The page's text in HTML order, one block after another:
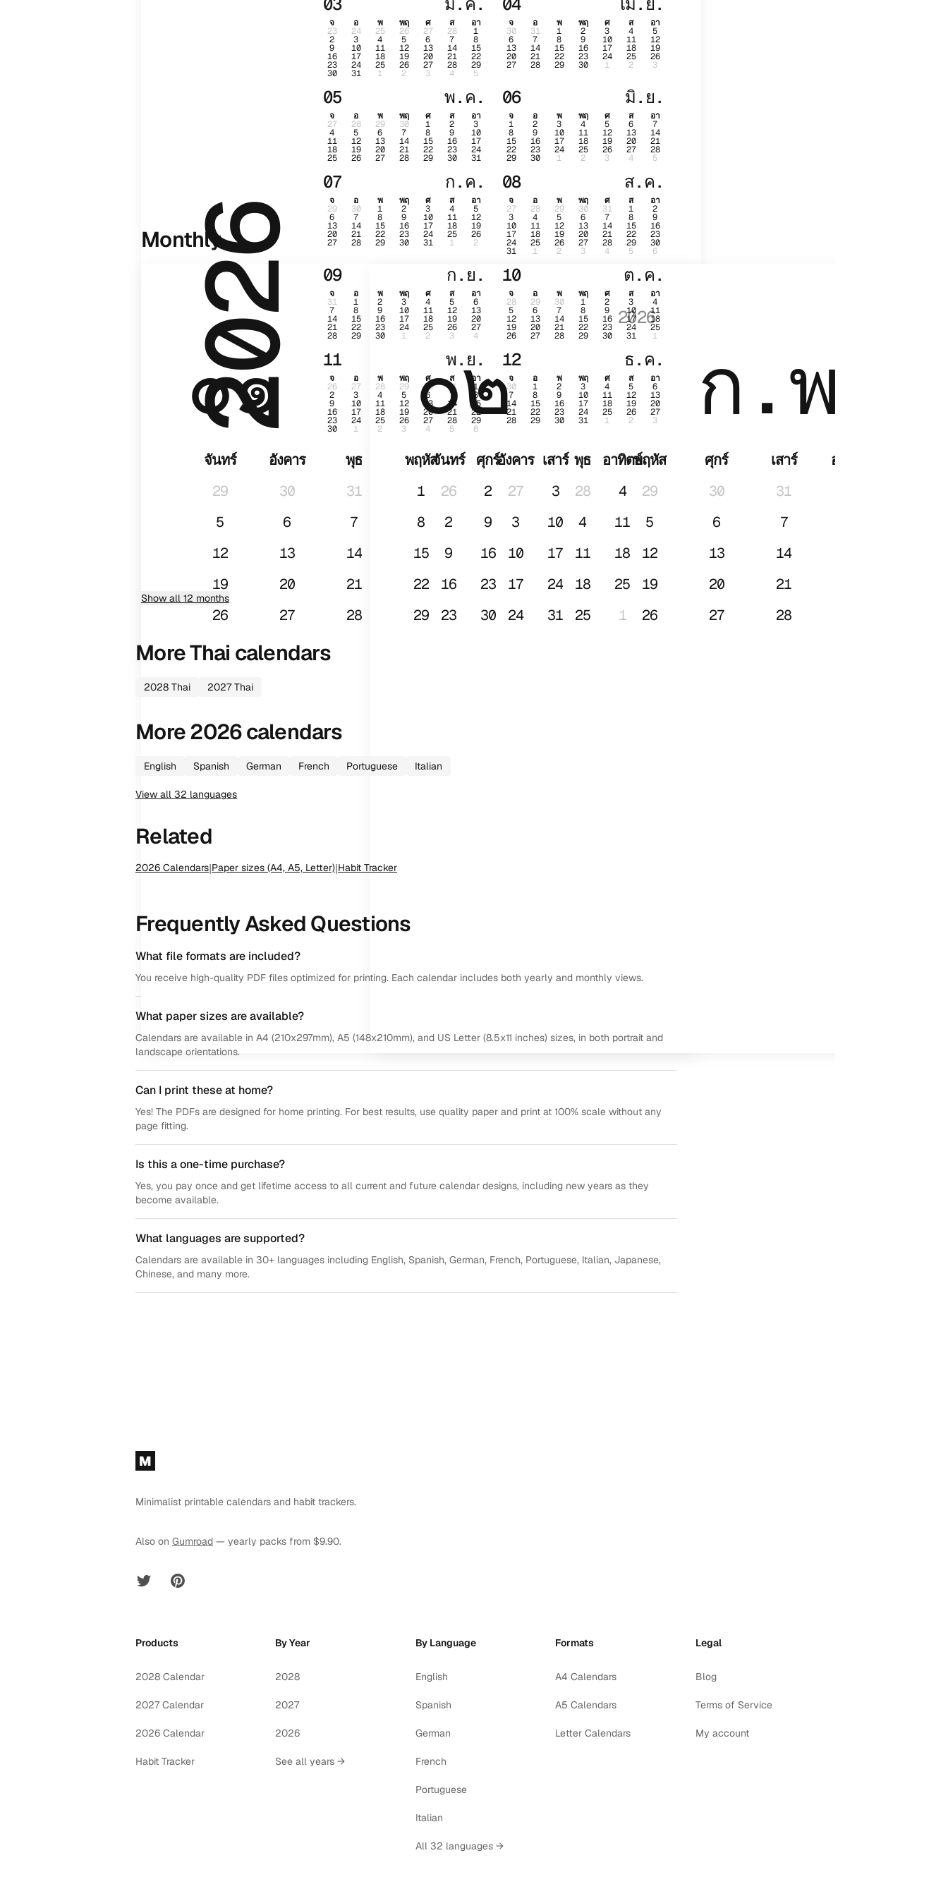
2026
จ อ พ พฤ ศ ส อา
23 24 25 26 27 28 1
2 3 4 5 6 7 8
9 10 11 12 13 14 15
16 17 18 19 20 21 22
23 24 25 26 27 28 29
30 31 1 2 3 4 5
จ อ พ พฤ ศ ส อา
30 31 1 2 3 4 5
6 7 8 9 10 11 12
13 14 15 16 17 18 19
20 21 22 23 24 25 26
27 28 29 30 1 2 3
05 พ.ค.
จ อ พ พฤ ศ ส อา
27 28 29 30 1 2 3
4 5 6 7 8 9 10
11 12 13 14 15 16 17
18 19 20 21 22 23 24
25 26 27 28 29 30 31
06 มิ.ย.
จ อ พ พฤ ศ ส อา
1 2 3 4 5 6 7
8 9 10 11 12 13 14
15 16 17 18 19 20 21
22 23 24 25 26 27 28
29 30 1 2 3 4 5
07 ก.ค.
จ อ พ พฤ ศ ส อา
29 30 1 2 3 4 5
6 7 8 9 10 11 12
13 14 15 16 17 18 19
20 21 22 23 24 25 26
27 28 29 30 31 1 2
08 ส.ค.
จ อ พ พฤ ศ ส อา
27 28 29 30 31 1 2
3 4 5 6 7 8 9
10 11 12 13 14 15 16
17 18 19 20 21 22 23
24 25 26 27 28 29 30
31 1 2 3 4 5 6
09 ก.ย.
จ อ พ พฤ ศ ส อา
31 1 2 3 4 5 6
7 8 9 10 11 12 13
14 15 16 17 18 19 20
21 22 23 24 25 26 27
28 29 30 1 2 3 4
10 ต.ค.
จ อ พ พฤ ศ ส อา
28 29 30 1 2 3 4
5 6 7 8 9 10 11
12 13 14 15 16 17 18
19 20 21 22 23 24 25
26 27 28 29 30 31 1
11 พ.ย.
จ อ พ พฤ ศ ส อา
26 27 28 29 30 31 1
2 3 4 5 6 7 8
9 10 11 12 13 14 15
16 17 18 19 20 21 22
23 24 25 26 27 28 29
30 1 2 3 4 5 6
12 ธ.ค.
จ อ พ พฤ ศ ส อา
30 1 2 3 4 5 6
7 8 9 10 11 12 13
14 15 16 17 18 19 20
21 22 23 24 25 26 27
28 29 30 31 1 2 3
Monthly
๐๑
2026
ม.ค.
จันทร์ อังคาร พุธ พฤหัส ศุกร์ เสาร์
อาทิตย์
29
30 31 1 2 3
4
5
6 7 8 9 10
11
12
13 14 15 16 17
18
19
20 21 22 23 24
25
26
27 28 29 30 31 1
๐๒ ก.พ.
จันทร์ อังคาร พุธ พฤหัส ศุกร์ เสาร์
อาทิตย์
26
27 28 29 30 31
2
3 4 5 6 7
9
10 11 12 13 14
16
17 18 19 20 21
23
24 25 26 27 28
Show all 12 months
MoreThai calendars
2028 Thai 2027 Thai
More2026calendars
English Spanish German French Portuguese Italian
View all 32 languages
Related
2026 Calendars|Paper sizes (A4, A5, Letter)|Habit Tracker
Frequently Asked Questions
What file formats are included?
You receive high-quality PDF files optimized for printing. Each calendar includes both yearly and monthly views.
What paper sizes are available?
Calendars are available in A4 (210x297mm), A5 (148x210mm), and US Letter (8.5x11 inches) sizes, in both portrait and
landscape orientations.
Can I print these at home?
Yes! The PDFs are designed for home printing. For best results, use quality paper and print at 100% scale without any
page fitting.
Is this a one-time purchase?
Yes, you pay once and get lifetime access to all current and future calendar designs, including new years as they
become available.
What languages are supported?
Calendars are available in 30+ languages including English, Spanish, German, French, Portuguese, Italian, Japanese,
Chinese, and many more.
Footer
M
Minimalist printable calendars and habit trackers.
Also on Gumroad — yearly packs from $9.90.
Twitter Pinterest
Products
2028 Calendar
2027 Calendar
2026 Calendar
Habit Tracker
By Year
2028
2027
2026
See all years →
By Language
English
Spanish
German
French
Portuguese
Italian
All 32 languages →
Formats
A4 Calendars
A5 Calendars
Letter Calendars
Legal
Blog
Terms of Service
My account